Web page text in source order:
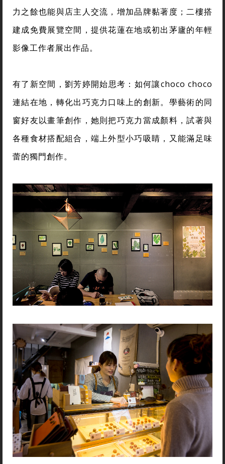
力之餘也能與店主人交流，增加品牌黏著度；二樓搭
建成免費展覽空間，提供花蓮在地或初出茅廬的年輕
影像工作者展出作品。
有了新空間，劉芳婷開始思考：如何讓choco choco
連結在地，轉化出巧克力口味上的創新。學藝術的同
窗好友以畫筆創作，她則把巧克力當成顏料，試著與
各種食材搭配組合，端上外型小巧吸睛，又能滿足味
蕾的獨門創作。